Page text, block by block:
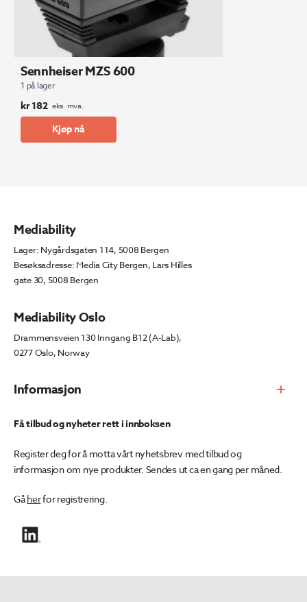
Sennheiser MZS 600
1 på lager
kr182 eks. mva.
Kjøp nå
Informasjon
Mediability
Lager: Nygårdsgaten 114, 5008 Bergen
Besøksadresse: Media City Bergen, Lars Hilles
gate 30, 5008 Bergen
Mediability Oslo
Drammensveien 130 Inngang B12 (A-Lab),
0277 Oslo, Norway
Få tilbud og nyheter rett i innboksen
Register deg for å motta vårt nyhetsbrev med tilbud og
informasjon om nye produkter. Sendes ut ca en gang per måned.
Gåherfor registrering.